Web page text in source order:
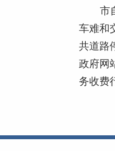
市
车难和
共道路
政府网
务收费